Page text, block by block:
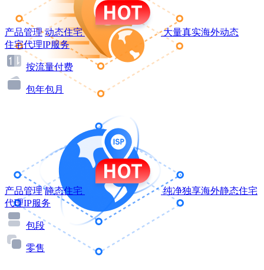
产品管理 动态住宅
大量真实海外动态
住宅代理IP服务
按流量付费
包年包月
产品管理 静态住宅
纯净独享海外静态住宅
代理IP服务
包段
零售